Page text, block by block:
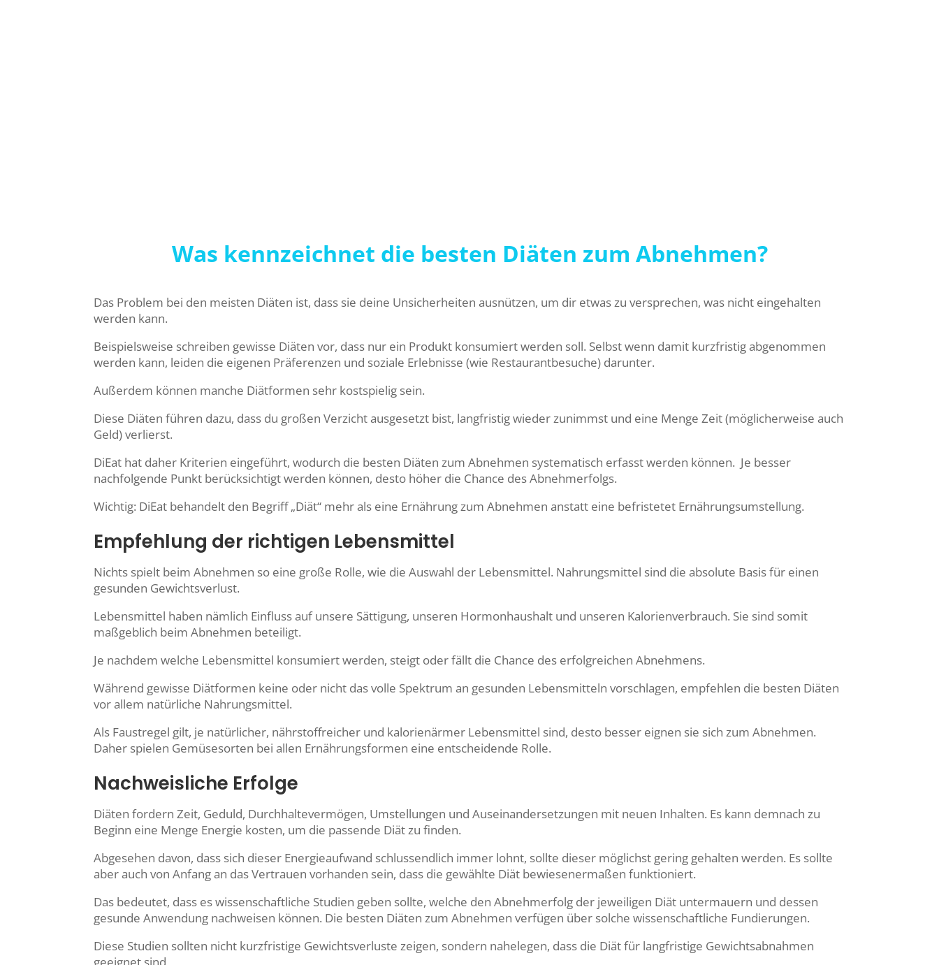
Was kennzeichnet die besten Diäten zum Abnehmen?
Das Problem bei den meisten Diäten ist, dass sie deine Unsicherheiten ausnützen, um dir etwas zu versprechen, was nicht eingehalten
werden kann.
Beispielsweise schreiben gewisse Diäten vor, dass nur ein Produkt konsumiert werden soll. Selbst wenn damit kurzfristig abgenommen
werden kann, leiden die eigenen Präferenzen und soziale Erlebnisse (wie Restaurantbesuche) darunter.
Außerdem können manche Diätformen sehr kostspielig sein.
Diese Diäten führen dazu, dass du großen Verzicht ausgesetzt bist, langfristig wieder zunimmst und eine Menge Zeit (möglicherweise auch
Geld) verlierst.
DiEat hat daher Kriterien eingeführt, wodurch die besten Diäten zum Abnehmen systematisch erfasst werden können. Je besser
nachfolgende Punkt berücksichtigt werden können, desto höher die Chance des Abnehmerfolgs.
Wichtig: DiEat behandelt den Begriff „Diät“ mehr als eine Ernährung zum Abnehmen anstatt eine befristetet Ernährungsumstellung.
Empfehlung der richtigen Lebensmittel
Nichts spielt beim Abnehmen so eine große Rolle, wie die Auswahl der Lebensmittel. Nahrungsmittel sind die absolute Basis für einen
gesunden Gewichtsverlust.
Lebensmittel haben nämlich Einfluss auf unsere Sättigung, unseren Hormonhaushalt und unseren Kalorienverbrauch. Sie sind somit
maßgeblich beim Abnehmen beteiligt.
Je nachdem welche Lebensmittel konsumiert werden, steigt oder fällt die Chance des erfolgreichen Abnehmens.
Während gewisse Diätformen keine oder nicht das volle Spektrum an gesunden Lebensmitteln vorschlagen, empfehlen die besten Diäten
vor allem natürliche Nahrungsmittel.
Als Faustregel gilt, je natürlicher, nährstoffreicher und kalorienärmer Lebensmittel sind, desto besser eignen sie sich zum Abnehmen.
Daher spielen Gemüsesorten bei allen Ernährungsformen eine entscheidende Rolle.
Nachweisliche Erfolge
Diäten fordern Zeit, Geduld, Durchhaltevermögen, Umstellungen und Auseinandersetzungen mit neuen Inhalten. Es kann demnach zu
Beginn eine Menge Energie kosten, um die passende Diät zu finden.
Abgesehen davon, dass sich dieser Energieaufwand schlussendlich immer lohnt, sollte dieser möglichst gering gehalten werden. Es sollte
aber auch von Anfang an das Vertrauenvorhanden sein, dass die gewählte Diät bewiesenermaßen funktioniert.
Das bedeutet, dass es wissenschaftliche Studien geben sollte, welche den Abnehmerfolg der jeweiligen Diät untermauern und dessen
gesunde Anwendung nachweisen können. Die besten Diäten zum Abnehmen verfügen über solche wissenschaftliche Fundierungen.
Diese Studien sollten nicht kurzfristige Gewichtsverluste zeigen, sondern nahelegen, dass die Diät für langfristige Gewichtsabnahmen
geeignet sind.